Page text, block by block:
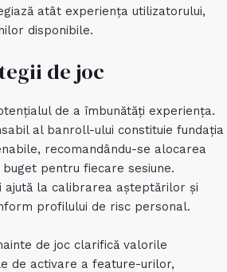
atât experiența utilizatorului,
disponibile.
de joc
de a îmbunătăți experiența.
al banroll-ului constituie fundația
recomandându-se alocarea
pentru fiecare sesiune.
la calibrarea așteptărilor și
profilului de risc personal.
de joc clarifică valorile
de activare a feature-urilor,